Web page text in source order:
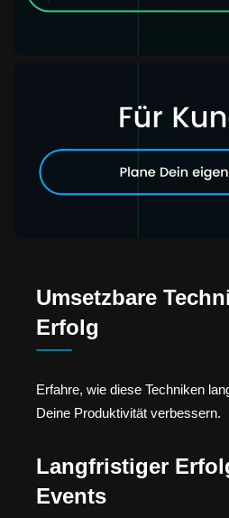
Umsetzbare
Erfolg
Erfahre, wie diese Techniken
Deine Produktivität verbessern.
Langfristiger
Events